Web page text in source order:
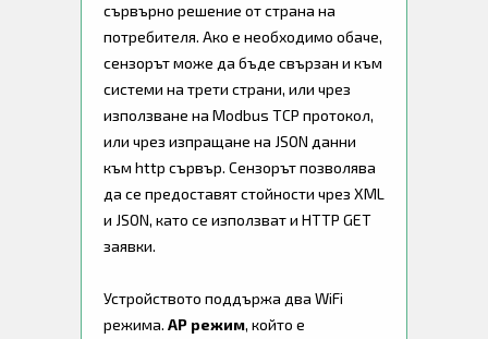
сървърно решение от страна на
потребителя. Ако е необходимо обаче,
сензорът може да бъде свързан и към
системи на трети страни, или чрез
използване на Modbus TCP протокол,
или чрез изпращане на JSON данни
към http сървър. Сензорът позволява
да се предоставят стойности чрез XML
и JSON, като се използват и HTTP GET
заявки.
Устройството поддържа два WiFi
режима. AP режим, който е